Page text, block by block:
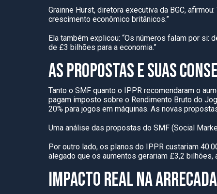
Grainne Hurst, diretora executiva da BGC,
crescimento econômico britânicos.”
Ela também explicou: “Os números falam por
de £3 bilhões para a economia.”
AS PROPOSTAS E SUAS
Tanto o SMF quanto o IPPR recomendaram o
pagam imposto sobre o Rendimento Bruto do
20% para jogos em máquinas. As novas
Uma análise das propostas do SMF (Social
Por outro lado, os planos do IPPR custariam
alegado que os aumentos gerariam £3,2
IMPACTO REAL NA